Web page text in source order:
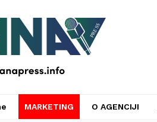
PRESS
MARKETING O AGENCIJI